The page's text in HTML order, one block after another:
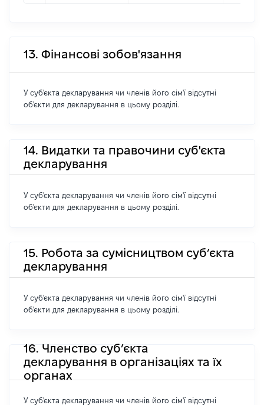
13. Фінансові зобов'язання
У суб'єкта декларування чи членів його сім'ї відсутні
об'єкти для декларування в цьому розділі.
14. Видатки та правочини суб'єкта
декларування
У суб'єкта декларування чи членів його сім'ї відсутні
об'єкти для декларування в цьому розділі.
15. Робота за сумісництвом суб’єкта
декларування
У суб'єкта декларування чи членів його сім'ї відсутні
об'єкти для декларування в цьому розділі.
16. Членство суб’єкта
декларування в організаціях та їх
органах
У суб'єкта декларування чи членів його сім'ї відсутні